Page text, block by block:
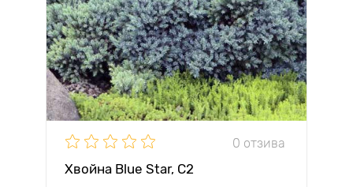
0 отзива
Хвойна Blue Star, C2